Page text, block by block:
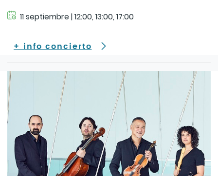
11 septiembre | 12:00, 13:00, 17:00
+ info concierto